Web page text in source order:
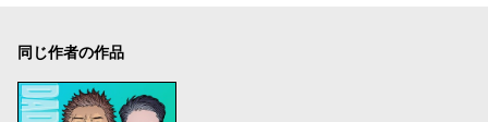
同じ作者の作品